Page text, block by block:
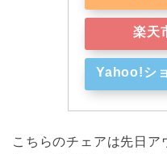
楽天
Yahoo!シ
こちらのチェアは先日ア